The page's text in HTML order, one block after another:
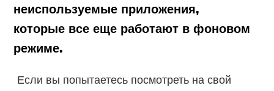
неиспользуемые приложения,
которые все еще работают в фоновом
режиме.
Если вы попытаетесь посмотреть на свой